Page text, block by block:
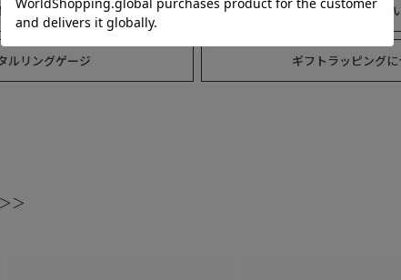
送について 返品・交換につ
ルリングゲージ ギフトラッピング
＞